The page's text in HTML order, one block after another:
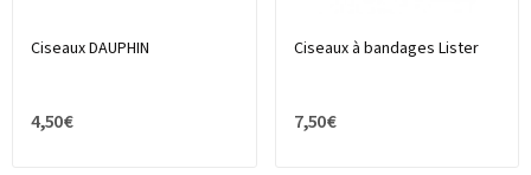
Ciseaux DAUPHIN
4,50 €
Ciseaux à bandages Lister
7,50 €